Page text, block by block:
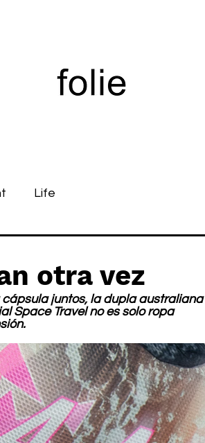
Life
otra vez
cápsula juntos, la dupla australiana
Space Travel no es solo ropa